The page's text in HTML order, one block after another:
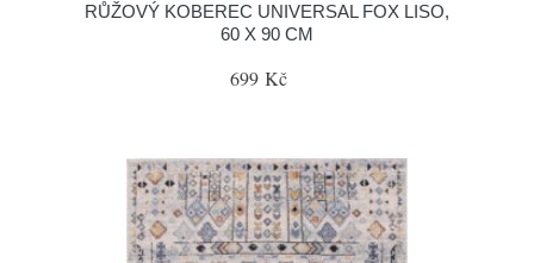
RŮŽOVÝ KOBEREC UNIVERSAL FOX LISO,
60 X 90 CM
699 Kč